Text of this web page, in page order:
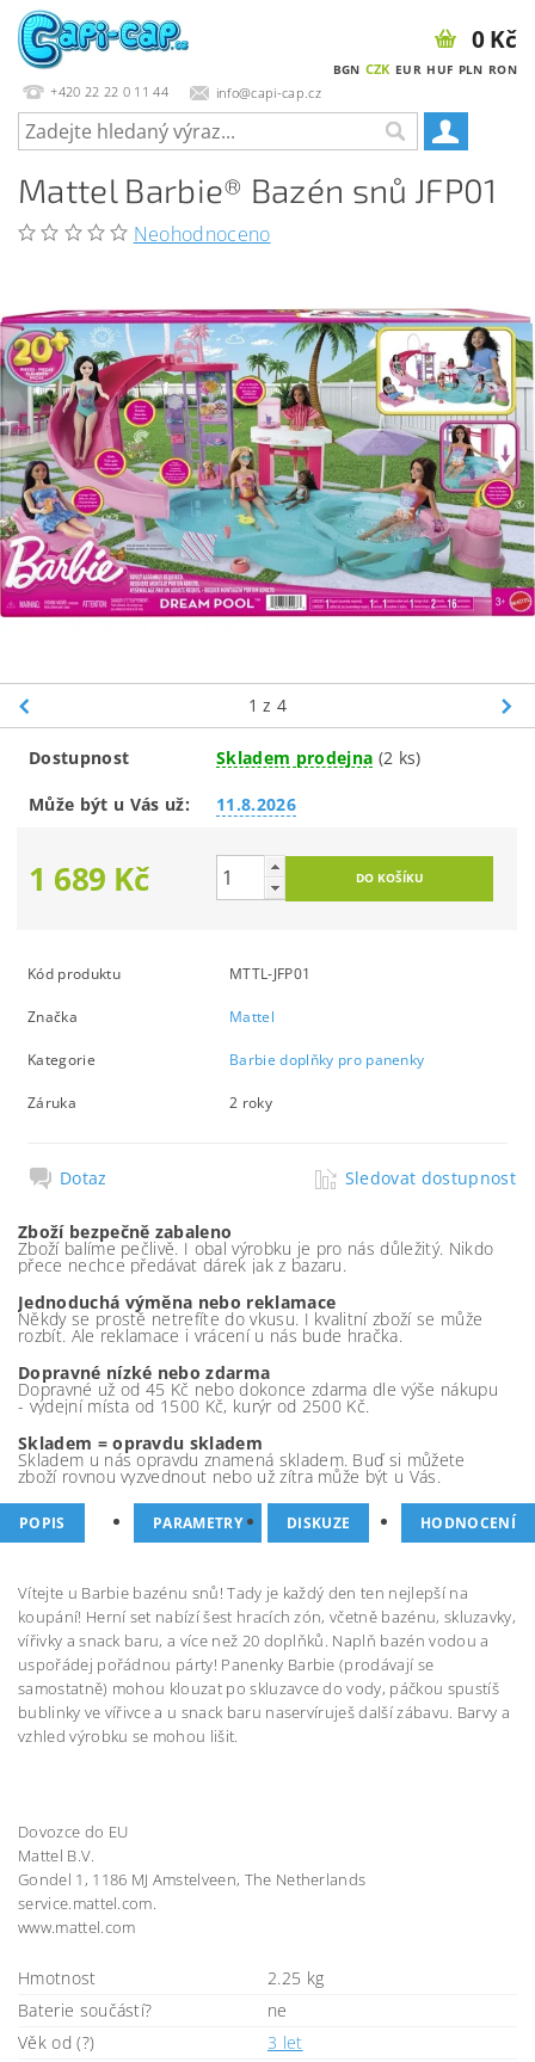
+420 22 22 0 11 44 info@capi-cap.cz
BGN CZK EUR HUF PLN RON
0 Kč
Mattel Barbie® Bazén snů JFP01
Neohodnoceno
1 z 4
Dostupnost Skladem prodejna (2 ks)
Může být u Vás už: 11.8.2026
1 689 Kč
Kód produktu MTTL-JFP01
Značka Mattel
Kategorie Barbie doplňky pro panenky
Záruka 2 roky
Dotaz Sledovat dostupnost
Zboží bezpečně zabaleno
Zboží balíme pečlivě. I obal výrobku je pro nás důležitý. Nikdo
přece nechce předávat dárek jak z bazaru.
Jednoduchá výměna nebo reklamace
Někdy se prostě netrefíte do vkusu. I kvalitní zboží se může
rozbít. Ale reklamace i vrácení u nás bude hračka.
Dopravné nízké nebo zdarma
Dopravné už od 45 Kč nebo dokonce zdarma dle výše nákupu
- výdejní místa od 1500 Kč, kurýr od 2500 Kč.
Skladem = opravdu skladem
Skladem u nás opravdu znamená skladem. Buď si můžete
zboží rovnou vyzvednout nebo už zítra může být u Vás.
POPIS PARAMETRY DISKUZE HODNOCENÍ
Vítejte u Barbie bazénu snů! Tady je každý den ten nejlepší na
koupání! Herní set nabízí šest hracích zón, včetně bazénu, skluzavky,
vířivky a snack baru, a více než 20 doplňků. Naplň bazén vodou a
uspořádej pořádnou párty! Panenky Barbie (prodávají se
samostatně) mohou klouzat po skluzavce do vody, páčkou spustíš
bublinky ve vířivce a u snack baru naservíruješ další zábavu. Barvy a
vzhled výrobku se mohou lišit.
Dovozce do EU
Mattel B.V.
Gondel 1, 1186 MJ Amstelveen, The Netherlands
service.mattel.com.
www.mattel.com
Hmotnost
2.25 kg
Baterie součástí?
ne
Věk od (?)
3 let